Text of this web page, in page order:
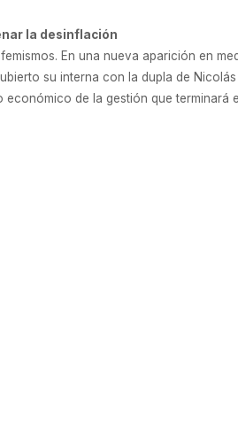
la desinflación
En una nueva aparición en
su interna con la dupla de
de la gestión que terminará